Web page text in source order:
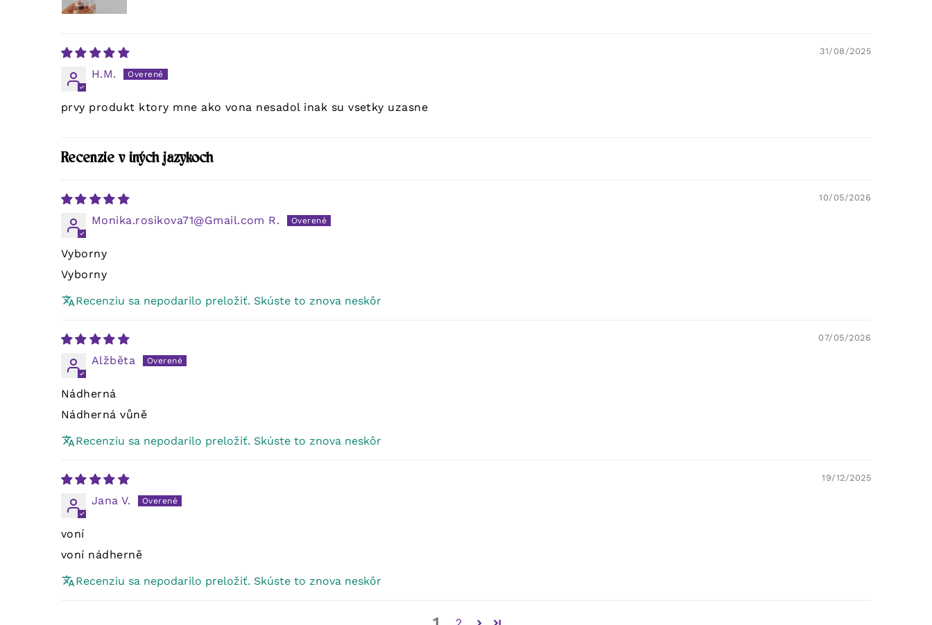
31/08/2025
H.M.
prvy produkt ktory mne ako vona nesadol inak su vsetky uzasne
Recenzie v iných jazykoch
10/05/2026
Monika.rosikova71@Gmail.com R.
Vyborny
Vyborny
Recenziu sa nepodarilo preložiť. Skúste to znova neskôr
07/05/2026
Alžběta
Nádherná
Nádherná vůně
Recenziu sa nepodarilo preložiť. Skúste to znova neskôr
19/12/2025
Jana V.
voní
voní nádherně
Recenziu sa nepodarilo preložiť. Skúste to znova neskôr